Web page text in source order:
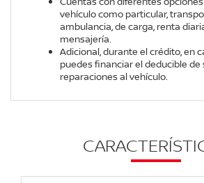
vehículo como particular,
ambulancia, de carga, renta
mensajería.
Adicional, durante el crédito, en
puedes financiar el deducible de
reparaciones al vehículo.